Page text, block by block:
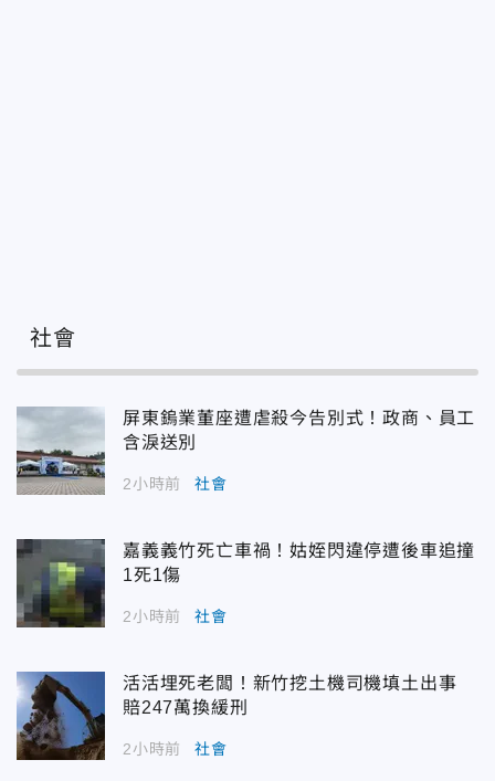
社會
屏東鎢業董座遭虐殺今告別式！政商、員工
含淚送別
2小時前 社會
嘉義義竹死亡車禍！姑姪閃違停遭後車追撞
1死1傷
2小時前 社會
活活埋死老闆！新竹挖土機司機填土出事
賠247萬換緩刑
2小時前 社會